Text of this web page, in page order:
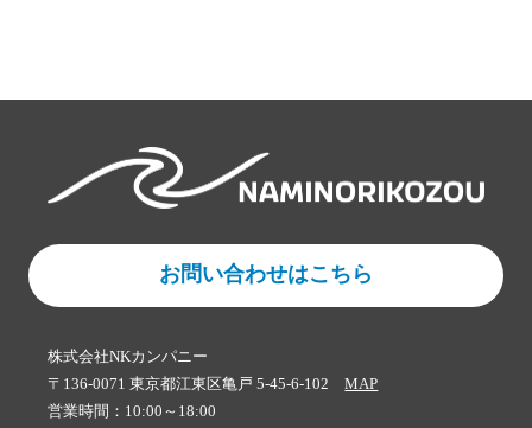
お問い合わせはこちら
株式会社NKカンパニー
〒136-0071 東京都江東区亀戸 5-45-6-102MAP
営業時間：10:00～18:00